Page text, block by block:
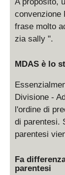
convenzione
frase molto
zia sally ".
MDAS è lo
Divisione -
l'ordine di
di parentesi.
parentesi
Fa
parentesi